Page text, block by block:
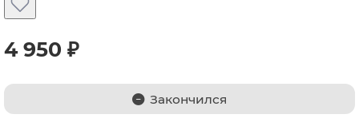
4 950 ₽
Закончился